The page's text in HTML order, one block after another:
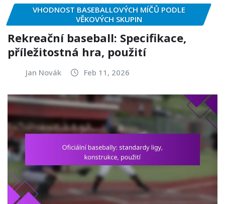
VHODNOST BASEBALLOVÝCH MÍČŮ PODLE
VĚKOVÝCH SKUPIN
Rekreační baseball: Specifikace,
příležitostná hra, použití
Jan Novák Feb 11, 2026